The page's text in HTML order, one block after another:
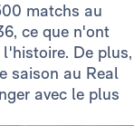
matchs au
ce que n'ont
De plus,
saison au Real
avec le plus